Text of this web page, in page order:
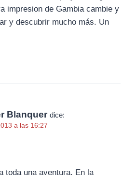
impresion de Gambia cambie y
y descubrir mucho más. Un
Blanquer dice:
a las 16:27
toda una aventura. En la